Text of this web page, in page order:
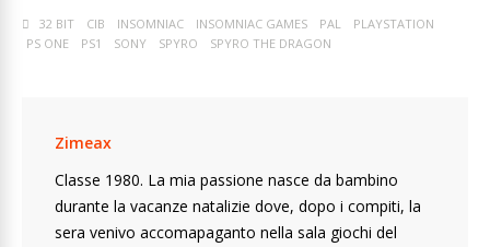
32 BIT CIB INSOMNIAC INSOMNIAC GAMES PAL
PLAYSTATION
PS ONE
PS1 SONY SPYRO SPYRO THE DRAGON
Zimeax
Classe 1980. La mia passione nasce da bambino
durante la vacanze natalizie dove, dopo i compiti, la
sera venivo accomapaganto nella sala giochi del